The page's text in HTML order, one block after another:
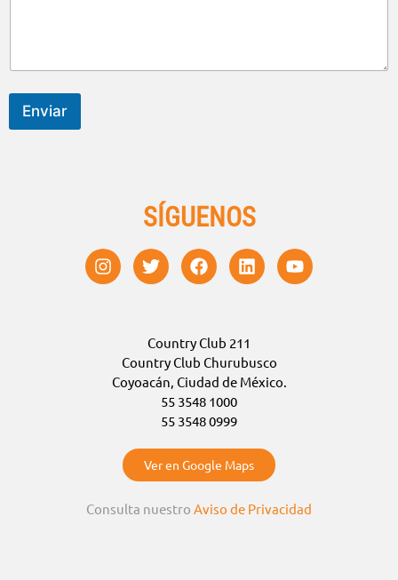
SÍGUENOS
Country Club 211
Country Club Churubusco
Coyoacán, Ciudad de México.
55 3548 1000
55 3548 0999
Ver en Google Maps
Consulta nuestro Aviso de Privacidad
Enviar